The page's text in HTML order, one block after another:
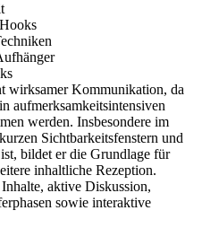
wirksamer Kommunikation, da
aufmerksamkeitsintensiven
werden. Insbesondere im
Sichtbarkeitsfenstern und
bildet er die Grundlage für
inhaltliche Rezeption.
aktive Diskussion,
sowie interaktive